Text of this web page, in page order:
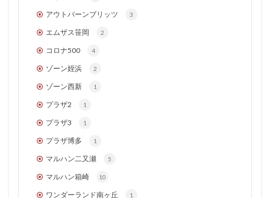
アウトバーンブリッツ 3
エムザス笹岡 2
コロナ500 4
ゾーン姪浜 2
ゾーン西新 1
プラザ2 1
プラザ3 1
プラザ博多 1
マルハン二又瀬 5
マルハン箱崎 10
ワンダーランド南ヶ丘 1